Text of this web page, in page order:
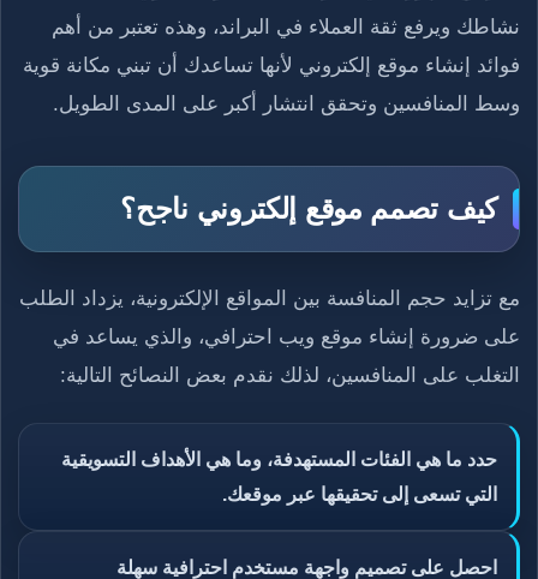
نشاطك ويرفع ثقة العملاء في البراند، وهذه تعتبر من أهم
فوائد إنشاء موقع إلكتروني لأنها تساعدك أن تبني مكانة قوية
وسط المنافسين وتحقق انتشار أكبر على المدى الطويل.
كيف تصمم موقع إلكتروني ناجح؟
مع تزايد حجم المنافسة بين المواقع الإلكترونية، يزداد الطلب
على ضرورة إنشاء موقع ويب احترافي، والذي يساعد في
التغلب على المنافسين، لذلك نقدم بعض النصائح التالية:
حدد ما هي الفئات المستهدفة، وما هي الأهداف التسويقية
التي تسعى إلى تحقيقها عبر موقعك.
احصل على تصميم واجهة مستخدم احترافية سهلة